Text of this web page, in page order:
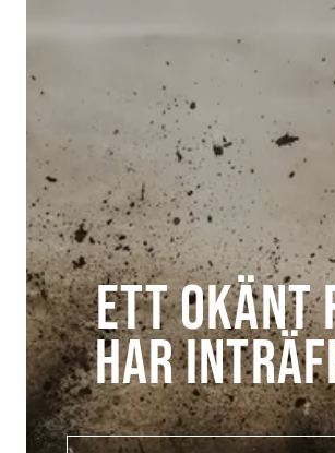
Ett okänt
har